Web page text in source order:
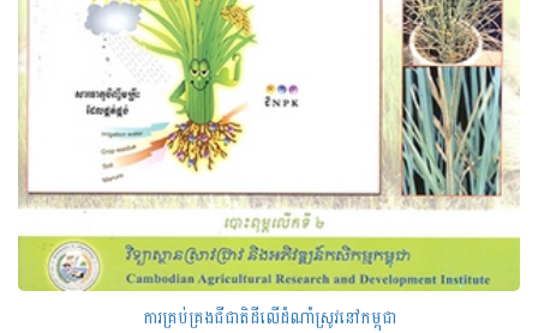
ការគ្រប់គ្រងជីជាតិដីលើដំណាំស្រូវនៅកម្ពុជា